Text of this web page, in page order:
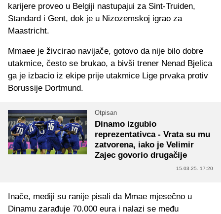
karijere proveo u Belgiji nastupajui za Sint-Truiden,
Standard i Gent, dok je u Nizozemskoj igrao za
Maastricht.
Mmaee je živcirao navijače, gotovo da nije bilo dobre
utakmice, često se brukao, a bivši trener Nenad Bjelica
ga je izbacio iz ekipe prije utakmice Lige prvaka protiv
Borussije Dortmund.
Otpisan
Dinamo izgubio
reprezentativca - Vrata su mu
zatvorena, iako je Velimir
Zajec govorio drugačije
15.03.25. 17:20
Inače, mediji su ranije pisali da Mmae mjesečno u
Dinamu zarađuje 70.000 eura i nalazi se među